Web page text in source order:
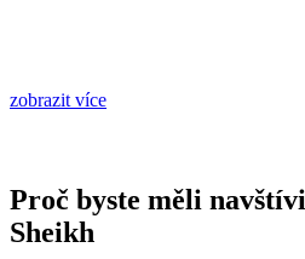
zobrazit více
Proč byste měli
Sheikh